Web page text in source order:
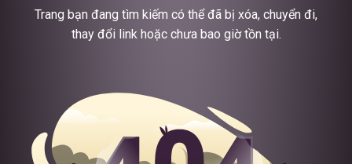
Trang bạn đang tìm kiếm có thể đã bị xóa, chuyển đi,
thay đổi link hoặc chưa bao giờ tồn tại.